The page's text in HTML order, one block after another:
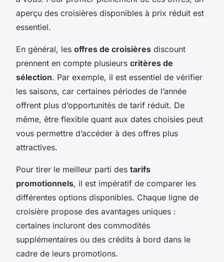
aperçu des croisières disponibles à prix réduit est
essentiel.
En général, les offres de croisières discount
prennent en compte plusieurs critères de
sélection. Par exemple, il est essentiel de vérifier
les saisons, car certaines périodes de l’année
offrent plus d’opportunités de tarif réduit. De
même, être flexible quant aux dates choisies peut
vous permettre d’accéder à des offres plus
attractives.
Pour tirer le meilleur parti des tarifs
promotionnels, il est impératif de comparer les
différentes options disponibles. Chaque ligne de
croisière propose des avantages uniques :
certaines incluront des commodités
supplémentaires ou des crédits à bord dans le
cadre de leurs promotions.